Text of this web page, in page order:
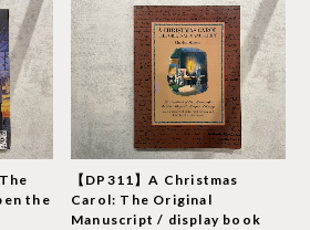
the
【DP311】A Christmas
Carol: The Original
Manuscript / display book